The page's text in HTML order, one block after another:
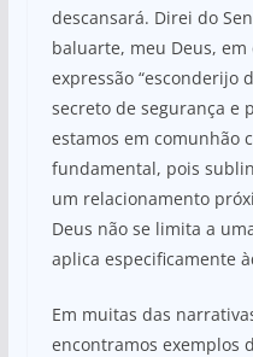
descansará. Direi do
baluarte, meu Deus, em
expressão “esconderijo
secreto de segurança e
estamos em comunhão
fundamental, pois
um relacionamento
Deus não se limita a
aplica especificamente
Em muitas das
encontramos exemplos